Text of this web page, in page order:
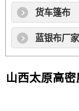
货车篷布
蓝银布厂家
山西太原高